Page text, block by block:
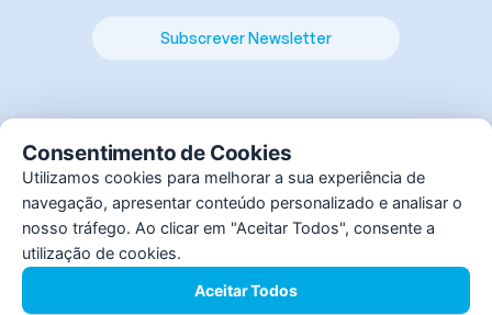
Subscrever Newsletter
© Instituto S. João de Deus, 2025. Todos os direitos
Bybluesoft.pt
Consentimento de Cookies
Utilizamos cookies para melhorar a sua experiência de
navegação, apresentar conteúdo personalizado e analisar o
nosso tráfego. Ao clicar em "Aceitar Todos", consente a
utilização de cookies.
Aceitar Todos